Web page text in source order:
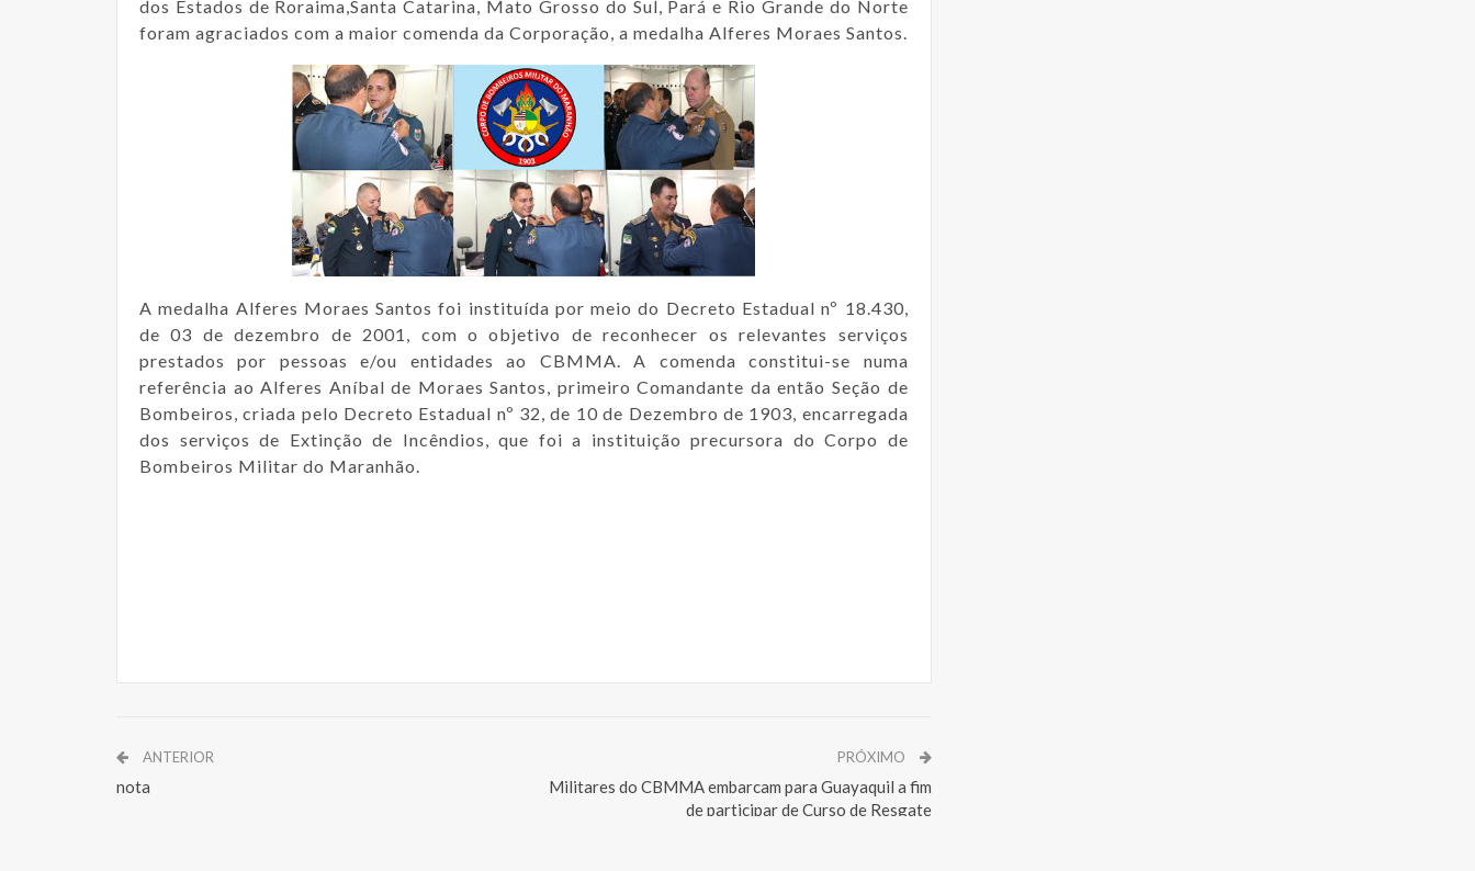
dos Estados de Roraima,Santa Catarina, Mato Grosso do Sul, Pará e Rio Grande do Norte
foram agraciados com a maior comenda da Corporação, a medalha Alferes Moraes Santos.
A medalha Alferes Moraes Santos foi instituída por meio do Decreto Estadual nº 18.430,
de 03 de dezembro de 2001, com o objetivo de reconhecer os relevantes serviços
prestados por pessoas e/ou entidades ao CBMMA. A comenda constitui-se numa
referência ao Alferes Aníbal de Moraes Santos, primeiro Comandante da então Seção de
Bombeiros, criada pelo Decreto Estadual nº 32, de 10 de Dezembro de 1903, encarregada
dos serviços de Extinção de Incêndios, que foi a instituição precursora do Corpo de
Bombeiros Militar do Maranhão.
ANTERIOR
nota
PRÓXIMO
Militares do CBMMA embarcam para Guayaquil a fim
de participar de Curso de Resgate